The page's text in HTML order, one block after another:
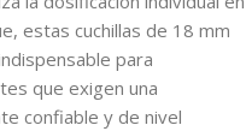
estas cuchillas de 18 mm
para
que exigen una
confiable y de nivel